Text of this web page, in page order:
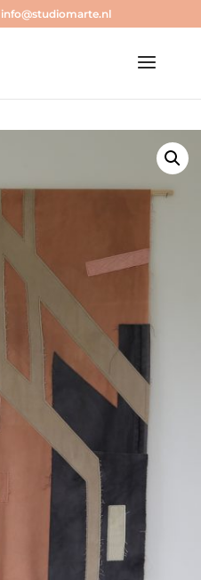
info@studiomarte.nl